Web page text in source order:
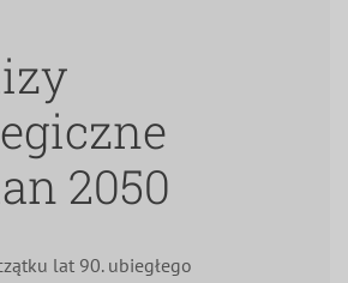
2050
lat 90. ubiegłego